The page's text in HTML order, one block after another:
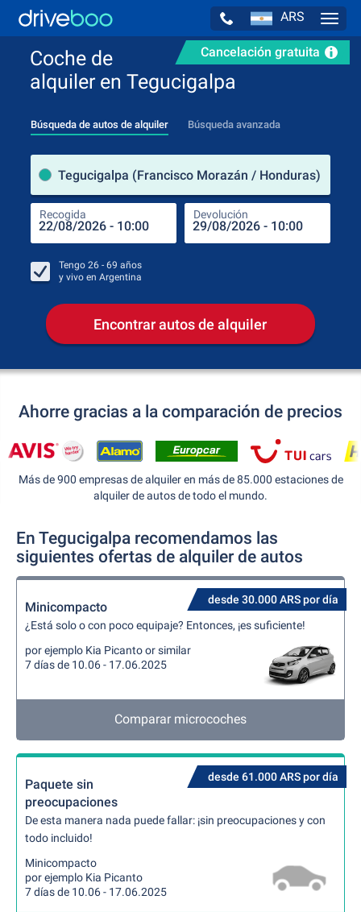
ARS
Cancelación gratuita
Coche de
alquiler en Tegucigalpa
Búsqueda de autos de alquiler Búsqueda avanzada
Tegucigalpa (Francisco Morazán / Honduras)
Recogida Devolución
Tengo 26 - 69 años
y vivo en Argentina
Encontrar autos de alquiler
Ahorre gracias a la comparación de precios
Más de 900 empresas de alquiler en más de 85.000 estaciones de
alquiler de autos de todo el mundo.
En Tegucigalpa recomendamos las
siguientes ofertas de alquiler de autos
desde 30.000 ARS por día
Minicompacto
¿Está solo o con poco equipaje? Entonces, ¡es suficiente!
por ejemplo Kia Picanto or similar
7 días de 10.06 - 17.06.2025
Comparar microcoches
desde 61.000 ARS por día
Paquete sin
preocupaciones
De esta manera nada puede fallar: ¡sin preocupaciones y con
todo incluido!
Minicompacto
por ejemplo Kia Picanto
7 días de 10.06 - 17.06.2025